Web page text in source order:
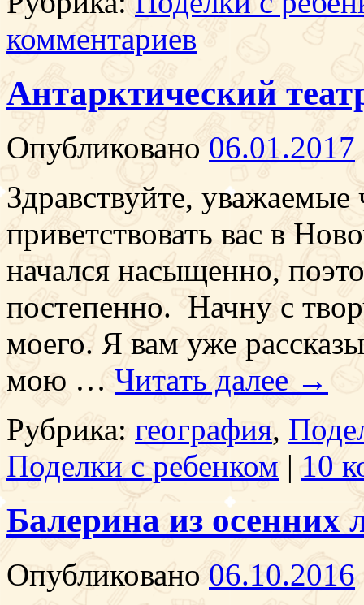
комментариев
Антарктический
Опубликовано 06.01.2017
Здравствуйте, уважаемые
приветствовать вас в
начался насыщенно,
постепенно. Начну с
моего. Я вам уже
мою … Читать далее →
Рубрика: география,
Поделки с ребенком | 10
Балерина из осенних
Опубликовано 06.10.2016